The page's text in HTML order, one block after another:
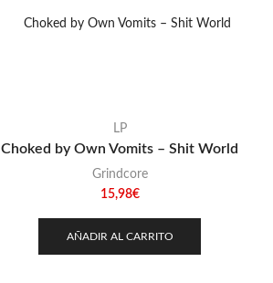
LP
Choked by Own Vomits – Shit World
Grindcore
15,98€
AÑADIR AL CARRITO